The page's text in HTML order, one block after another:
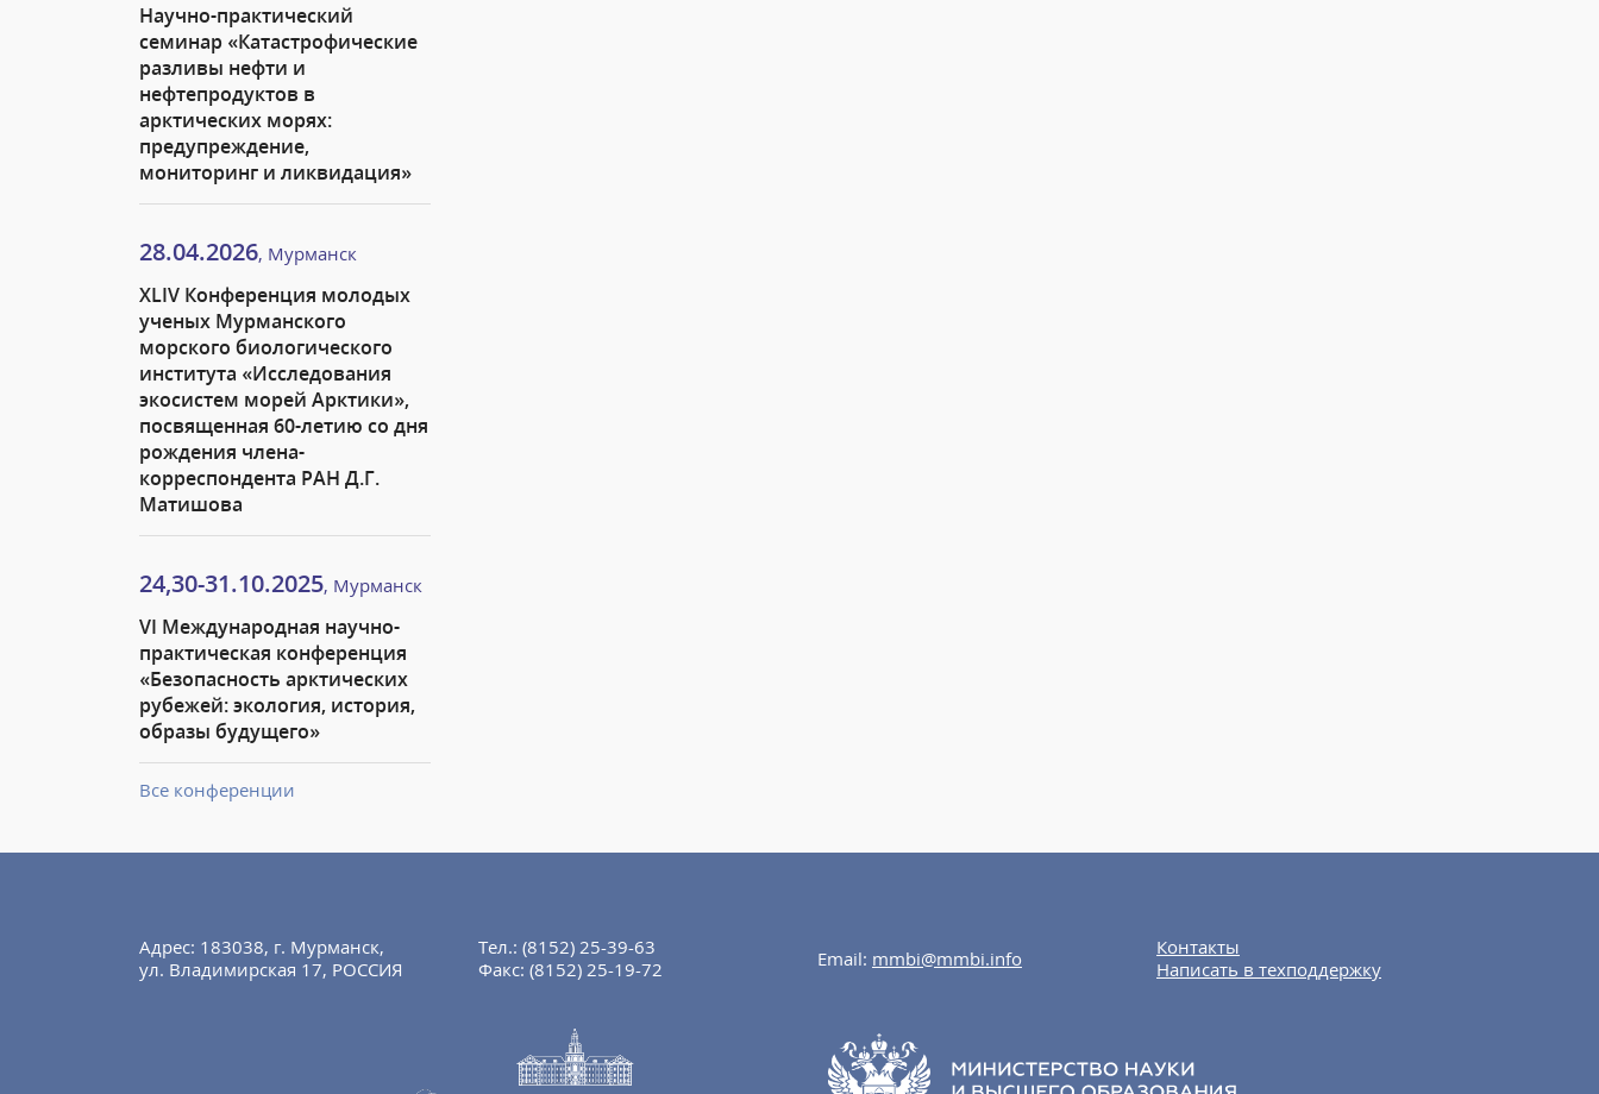
Научно-практический
семинар «Катастрофические
разливы нефти и
нефтепродуктов в
арктических морях:
предупреждение,
мониторинг и ликвидация»
28.04.2026, Мурманск
XLIV Конференция молодых
ученых Мурманского
морского биологического
института «Исследования
экосистем морей Арктики»,
посвященная 60-летию со дня
рождения члена-
корреспондента РАН Д.Г.
Матишова
24,30-31.10.2025, Мурманск
VI Международная научно-
практическая конференция
«Безопасность арктических
рубежей: экология, история,
образы будущего»
Все конференции
Адрес: 183038, г. Мурманск,
ул. Владимирская 17, РОССИЯ
Тел.: (8152) 25-39-63
Факс: (8152) 25-19-72 Email: mmbi@mmbi.info
Контакты
Написать в техподдержку